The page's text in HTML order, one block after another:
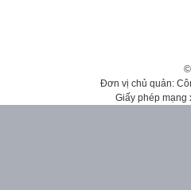
Đơn vị chủ quản:
Giấy phép mạng